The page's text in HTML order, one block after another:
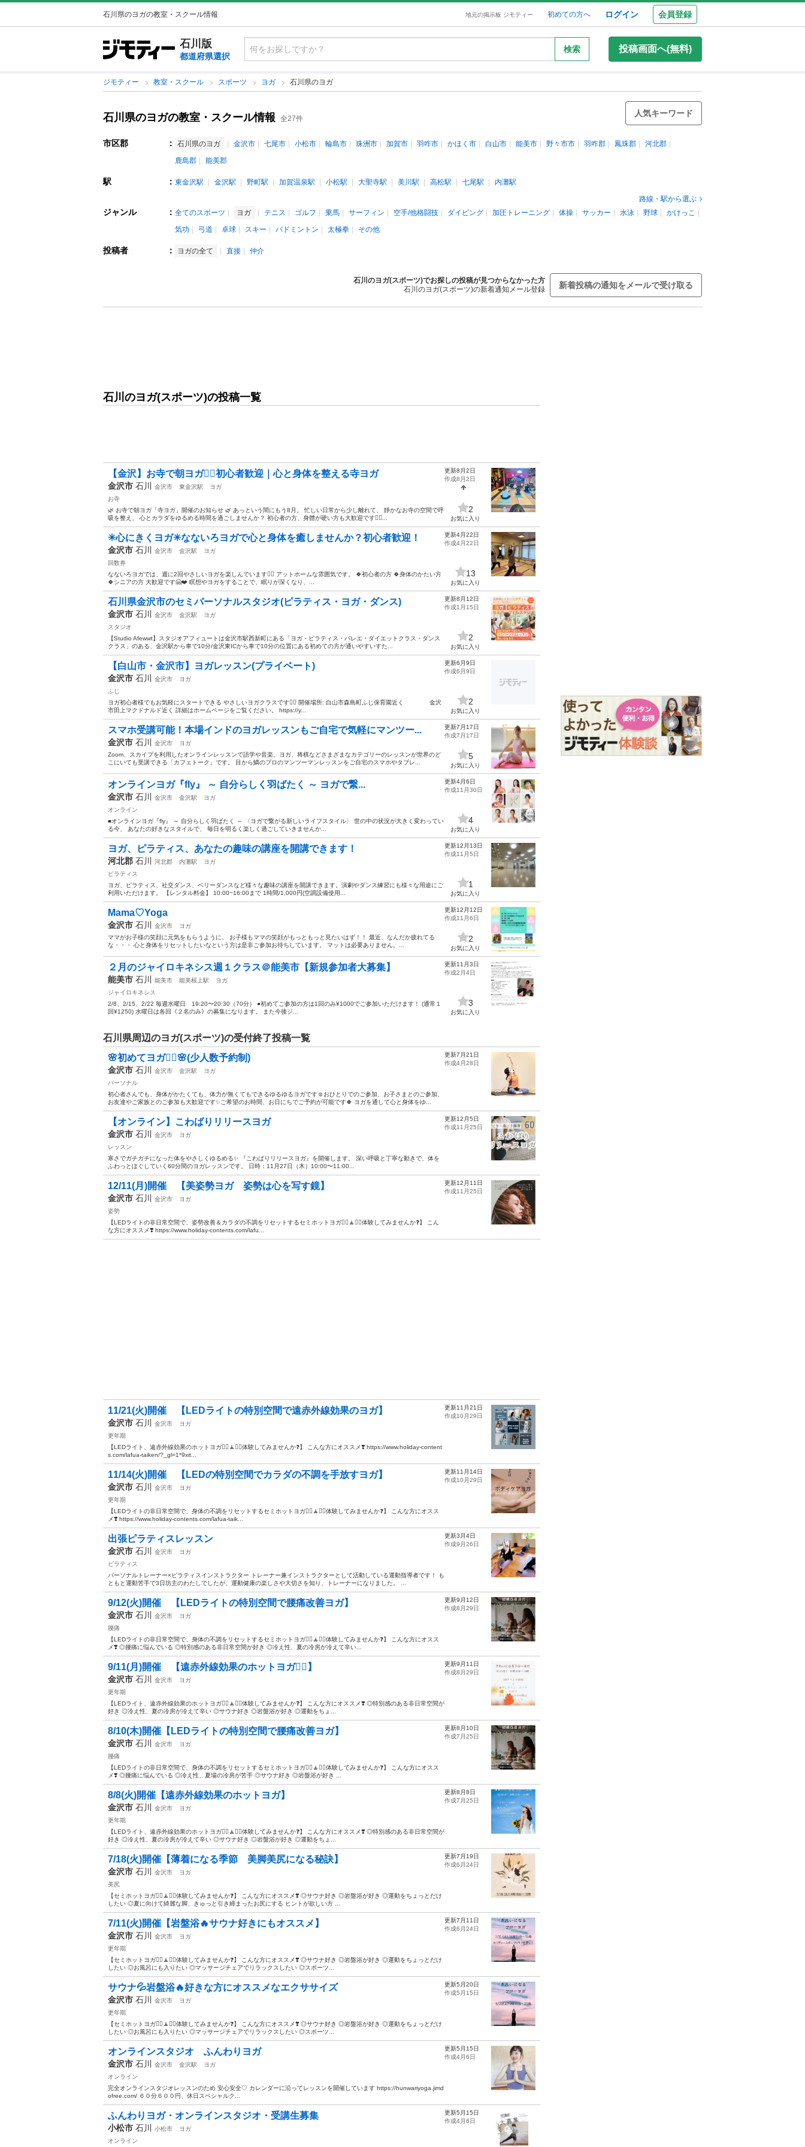
石川県のヨガの教室・スクール情報 地元の掲示板 ジモティー 初めての方へ ログイン 会員登録
石川版
都道府県選択
検索 投稿画面へ(無料)
ジモティー 教室・スクール スポーツ ヨガ 石川県のヨガ
石川県のヨガの教室・スクール情報 全27件
人気キーワード
市区郡 ： 石川県のヨガ 金沢市 七尾市 小松市 輪島市 珠洲市 加賀市 羽咋市 かほく市 白山市 能美市 野々市市 羽咋郡 鳳珠郡
河北郡
鹿島郡
能美郡
駅 ： 東金沢駅 金沢駅 野町駅 加賀温泉駅 小松駅 大聖寺駅 美川駅 高松駅 七尾駅
内灘駅
路線・駅から選ぶ
ジャンル ： 全てのスポーツ ヨガ テニス ゴルフ 乗馬 サーフィン 空手/他格闘技 ダイビング 加圧トレーニング 体操 サッカー 水泳 野球
かけっこ
気功
弓道 卓球 スキー バドミントン 太極拳 その他
投稿者 ： ヨガの全て 直接 仲介
石川のヨガ(スポーツ)でお探しの投稿が見つからなかった方
石川のヨガ(スポーツ)の新着通知メール登録
新着投稿の通知をメールで受け取る
石川のヨガ(スポーツ)の投稿一覧
【金沢】お寺で朝ヨガ🧘‍♀️初心者歓迎｜心と身体を整える寺ヨガ
金沢市 石川 金沢市 東金沢駅
ヨガ
お寺
🌿 お寺で朝ヨガ「寺ヨガ」開催のお知らせ 🌿 あっという間にもう8月。 忙しい日常から少し離れて、 靜かなお寺の空間で呼
吸を整え、 心とカラダをゆるめる時間を過ごしませんか？ 初心者の方、身體が硬い方も大歓迎です🧘‍♀️...
更新8月2日
作成8月2日
2
お気に入り
✳︎心にきくヨガ✳︎なないろヨガで心と身体を癒しませんか？初心者歓迎！
金沢市 石川 金沢市 金沢駅
ヨガ
回数券
なないろヨガでは、週に2回やさしいヨガを楽しんでいます🧘‍♀️ アットホームな雰囲気です。 🍀初心者の方 🍀身体のかたい方
🍀シニアの方 大歓迎です🤗❤️ 瞑想やヨガをすることで、眠りが深くなり、...
更新4月22日
作成4月22日
13
お気に入り
石川県金沢市のセミパーソナルスタジオ(ピラティス・ヨガ・ダンス)
金沢市 石川 金沢市 金沢駅
ヨガ
スタジオ
【Studio Afewwt】スタジオアフィュートは金沢市駅西新町にある「ヨガ・ピラティス・バレエ・ダイエットクラス・ダンス
クラス」のある、金沢駅から車で10分/金沢東ICから車で10分の位置にある初めての方が通いやすいすた...
更新8月12日
作成1月15日
2
お気に入り
【白山市・金沢市】ヨガレッスン(プライベート)
金沢市 石川 金沢市
ヨガ
ふじ
ヨガ初心者様でもお気軽にスタートできる やさしいヨガクラスです🧘‍♀️ 開催場所: 白山市森島町ふじ保育園近く 金沢
市田上マクドナルド近く 詳細はホームページをご覧ください。 https://y...
更新6月9日
作成6月9日
2
お気に入り
スマホ受講可能！本場インドのヨガレッスンもご自宅で気軽にマンツー...
金沢市 石川 金沢市
ヨガ
Zoom、スカイプを利用したオンラインレッスンで語学や音楽、ヨガ、将棋などさまざまなカテゴリーのレッスンが世界のど
こにいても受講できる「カフェトーク」です。 目から鱗のプロのマンツーマンレッスンをご自宅のスマホやタブレ...
更新7月17日
作成7月17日
5
お気に入り
オンラインヨガ『fly』 ～ 自分らしく羽ばたく ～ ヨガで繋...
金沢市 石川 金沢市 金沢駅
ヨガ
オンライン
■オンラインヨガ『fly』 ～ 自分らしく羽ばたく ～ 〈ヨガで繋がる新しいライフスタイル〉 世の中の状況が大きく変わってい
る今、 あなたの好きなスタイルで、 毎日を明るく楽しく過ごしていきませんか...
更新4月6日
作成11月30日
4
お気に入り
ヨガ、ピラティス、あなたの趣味の講座を開講できます！
河北郡 石川 河北郡 内灘駅
ヨガ
ピラティス
ヨガ、ピラティス、社交ダンス、ベリーダンスなど様々な趣味の講座を開講できます。演劇やダンス練習にも様々な用途にご
利用いただけます。 【レンタル料金】 10:00~16:00まで 1時間/1,000円(空調設備使用...
更新12月13日
作成11月5日
1
お気に入り
Mama♡Yoga
金沢市 石川 金沢市
ヨガ
ママがお子様の笑顔に元気をもらうように、 お子様もママの笑顔がもっともっと見たいはず！！ 最近、なんだか疲れてる
な・・・ 心と身体をリセットしたいなという方は是非ご参加お待ちしています。 マットは必要ありません。...
更新12月12日
作成11月6日
2
お気に入り
２月のジャイロキネシス週１クラス＠能美市【新規参加者大募集】
能美市 石川 能美市 能美根上駅
ヨガ
ジャイロキネシス
2/8、2/15、2/22 毎週水曜日 19:20〜20:30（70分） ●初めてご参加の方は1回のみ¥1000でご参加いただけます！ (通常１
回¥1250) 水曜日は各回《２名のみ》の募集になります。 また今後ジ...
更新11月3日
作成2月4日
3
お気に入り
石川県周辺のヨガ(スポーツ)の受付終了投稿一覧
🌸初めてヨガ🧘‍♀️🌸(少人数予約制)
金沢市 石川 金沢市 金沢駅
ヨガ
パーソナル
初心者さんでも、身体がかたくても、体力が無くてもできるゆるゆるヨガです☺️おひとりでのご参加、お子さまとのご参加、
お友達やご家族とのご参加も大歓迎です✨ご希望のお時間、お日にちでご予約が可能です🍀 ヨガを通して心と身体をゆ...
更新7月21日
作成4月28日
【オンライン】こわばりリリースヨガ
金沢市 石川 金沢市
ヨガ
レッスン
寒さでガチガチになった体をやさしくゆるめる✨ 『こわばりリリースヨガ』を開催します。 深い呼吸と丁寧な動きで、体を
ふわっとほぐしていく60分間のヨガレッスンです。 日時：11月27日（木）10:00〜11:00...
更新12月5日
作成11月25日
12/11(月)開催 【美姿勢ヨガ 姿勢は心を写す鏡】
金沢市 石川 金沢市
ヨガ
姿勢
【LEDライトの非日常空間で、姿勢改善＆カラダの不調をリセットするセミホットヨガ🧘‍♀️🧘🧘‍♂️体験してみませんか❓】 こん
な方にオススメ❣️ https://www.holiday-contents.com/lafu...
更新12月11日
作成11月25日
11/21(火)開催 【LEDライトの特別空間で遠赤外線効果のヨガ】
金沢市 石川 金沢市
ヨガ
更年期
【LEDライト、遠赤外線効果のホットヨガ🧘‍♀️🧘🧘‍♂️体験してみませんか❓】 こんな方にオススメ❣️ https://www.holiday-content
s.com/lafua-taiken/?_gl=1*9xit...
更新11月21日
作成10月29日
11/14(火)開催 【LEDの特別空間でカラダの不調を手放すヨガ】
金沢市 石川 金沢市
ヨガ
更年期
【LEDライトの非日常空間で、身体の不調をリセットするセミホットヨガ🧘‍♀️🧘🧘‍♂️体験してみませんか❓】 こんな方にオスス
メ❣️ https://www.holiday-contents.com/lafua-taik...
更新11月14日
作成10月29日
出張ピラティスレッスン
金沢市 石川 金沢市
ヨガ
ピラティス
パーソナルトレーナー×ピラティスインストラクター トレーナー兼インストラクターとして活動している運動指導者です！ も
ともと運動苦手で3日坊主のわたしでしたが、運動健康の楽しさや大切さを知り、トレーナーになりました。 ...
更新3月4日
作成9月26日
9/12(火)開催 【LEDライトの特別空間で腰痛改善ヨガ】
金沢市 石川 金沢市
ヨガ
腰痛
【LEDライトの非日常空間で、身体の不調をリセットするセミホットヨガ🧘‍♀️🧘🧘‍♂️体験してみませんか❓】 こんな方にオスス
メ❣️ ◎腰痛に悩んでいる ◎特別感のある非日常空間が好き ◎冷え性、夏の冷房が冷えて辛い...
更新9月12日
作成8月29日
9/11(月)開催 【遠赤外線効果のホットヨガ🧘‍♀️】
金沢市 石川 金沢市
ヨガ
更年期
【LEDライト、遠赤外線効果のホットヨガ🧘‍♀️🧘🧘‍♂️体験してみませんか❓】 こんな方にオススメ❣️ ◎特別感のある非日常空間が
好き ◎冷え性、夏の冷房が冷えて辛い ◎サウナ好き ◎岩盤浴が好き ◎運動をちょ...
更新9月11日
作成8月29日
8/10(木)開催【LEDライトの特別空間で腰痛改善ヨガ】
金沢市 石川 金沢市
ヨガ
腰痛
【LEDライトの非日常空間で、身体の不調をリセットするセミホットヨガ🧘‍♀️🧘🧘‍♂️体験してみませんか❓】 こんな方にオスス
メ❣️ ◎腰痛に悩んでいる ◎冷え性、夏場の冷房が苦手 ◎サウナ好き ◎岩盤浴が好き ...
更新8月10日
作成7月25日
8/8(火)開催【遠赤外線効果のホットヨガ】
金沢市 石川 金沢市
ヨガ
更年期
【LEDライト、遠赤外線効果のホットヨガ🧘‍♀️🧘🧘‍♂️体験してみませんか❓】 こんな方にオススメ❣️ ◎特別感のある非日常空間が
好き ◎冷え性、夏の冷房が冷えて辛い ◎サウナ好き ◎岩盤浴が好き ◎運動をちょ...
更新8月8日
作成7月25日
7/18(火)開催【薄着になる季節 美脚美尻になる秘訣】
金沢市 石川 金沢市
ヨガ
美尻
【セミホットヨガ🧘‍♀️🧘🧘‍♂️体験してみませんか❓】 こんな方にオススメ❣️ ◎サウナ好き ◎岩盤浴が好き ◎運動をちょっとだけ
したい ◎夏に向けて綺麗な脚、きゅっと引き締まったお尻にする ヒントが欲しい方 ...
更新7月19日
作成6月24日
7/11(火)開催【岩盤浴🔥サウナ好きにもオススメ】
金沢市 石川 金沢市
ヨガ
更年期
【セミホットヨガ🧘‍♀️🧘🧘‍♂️体験してみませんか❓】 こんな方にオススメ❣️ ◎サウナ好き ◎岩盤浴が好き ◎運動をちょっとだけ
したい ◎お風呂にも入りたい ◎マッサージチェアでリラックスしたい ◎スポーツ...
更新7月11日
作成6月24日
サウナ💦岩盤浴🔥好きな方にオススメなエクササイズ
金沢市 石川 金沢市
ヨガ
更年期
【セミホットヨガ🧘‍♀️🧘🧘‍♂️体験してみませんか❓】 こんな方にオススメ❣️ ◎サウナ好き ◎岩盤浴が好き ◎運動をちょっとだけ
したい ◎お風呂にも入りたい ◎マッサージチェアでリラックスしたい ◎スポーツ...
更新5月20日
作成5月15日
オンラインスタジオ ふんわりヨガ
金沢市 石川 金沢市 金沢駅
ヨガ
オンライン
完全オンラインスタジオレッスンのため 安心安全♡ カレンダーに沿ってレッスンを開催しています https://hunwariyoga.jimd
ofree.com/ ６０分６００円、休日スペシャルク...
更新5月15日
作成4月6日
ふんわりヨガ・オンラインスタジオ・受講生募集
小松市 石川 小松市
ヨガ
オンライン
更新5月15日
作成4月6日